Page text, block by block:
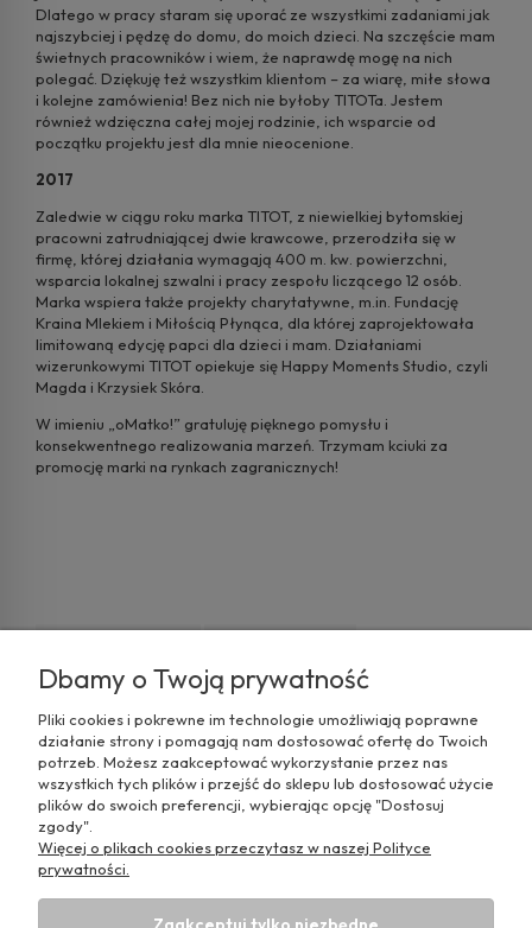
Dlatego w pracy staram się uporać ze wszystkimi zadaniami jak
najszybciej i pędzę do domu, do moich dzieci. Na szczęście mam
świetnych pracowników i wiem, że naprawdę mogę na nich
polegać. Dziękuję też wszystkim klientom – za wiarę, miłe słowa
i kolejne zamówienia! Bez nich nie byłoby TITOTa. Jestem
również wdzięczna całej mojej rodzinie, ich wsparcie od
początku projektu jest dla mnie nieocenione.
2017
Zaledwie w ciągu roku marka TITOT, z niewielkiej bytomskiej
pracowni zatrudniającej dwie krawcowe, przerodziła się w
firmę, której działania wymagają 400 m. kw. powierzchni,
wsparcia lokalnej szwalni i pracy zespołu liczącego 12 osób.
Marka wspiera także projekty charytatywne, m.in. Fundację
Kraina Mlekiem i Miłością Płynąca, dla której zaprojektowała
limitowaną edycję papci dla dzieci i mam. Działaniami
wizerunkowymi TITOT opiekuje się Happy Moments Studio, czyli
Magda i Krzysiek Skóra.
W imieniu „oMatko!” gratuluję pięknego pomysłu i
konsekwentnego realizowania marzeń. Trzymam kciuki za
promocję marki na rynkach zagranicznych!
#biznes dla mamy
Komentarze do wpisu (0)
Dbamy o Twoją prywatność
Pliki cookies i pokrewne im technologie umożliwiają poprawne
działanie strony i pomagają nam dostosować ofertę do Twoich
potrzeb. Możesz zaakceptować wykorzystanie przez nas
wszystkich tych plików i przejść do sklepu lub dostosować użycie
plików do swoich preferencji, wybierając opcję "Dostosuj
zgody".
Więcej o plikach cookies przeczytasz w naszej Polityce
prywatności.